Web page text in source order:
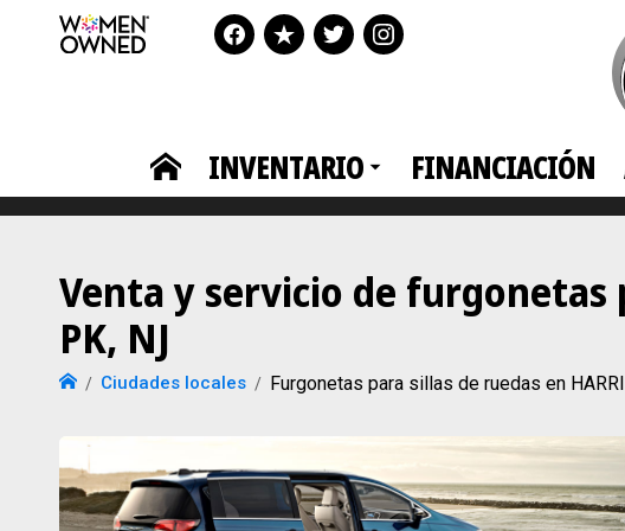
INVENTARIO FINANCIACIÓN
Venta y servicio de furgonetas
PK, NJ
Ciudades locales Furgonetas para sillas de ruedas en